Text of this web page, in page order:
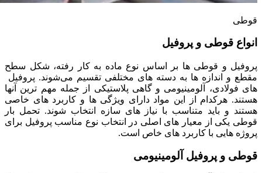
قوطی
انواع قوطی و پروفیل
پروفیل و قوطی‌ ها بر اساس نوع ماده به کار رفته، شکل سطح
مقطع و اندازه‌ ها به دسته‌ های مختلفی تقسیم می‌شوند. پروفیل‌
های فولادی، آلومینیومی و گاهی پلاستیکی از جمله مهم‌ ترین آنها
هستند. هرکدام از این مواد دارای ویژگی‌ ها و کاربرد های خاصی
هستند و باید متناسب با نیاز های سازه انتخاب شوند. تحمل بار
قوطی یکی از معیار های اصلی در انتخاب نوع مناسب پروفیل برای
پروژه‌ هایی با کاربرد های خاص است.
قوطی‌ و پروفیل آلومینیومی